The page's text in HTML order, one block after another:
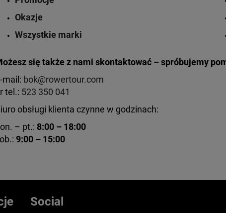
Okazje
Wszystkie marki
się także z nami skontaktować – spróbujemy
mail: bok@rowertour.com
tel.: 523 350 041
obsługi klienta czynne w godzinach:
– pt.: 8:00 – 18:00
9:00 – 15:00
Social